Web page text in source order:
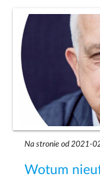
Na stronie od 2021-
Wotum